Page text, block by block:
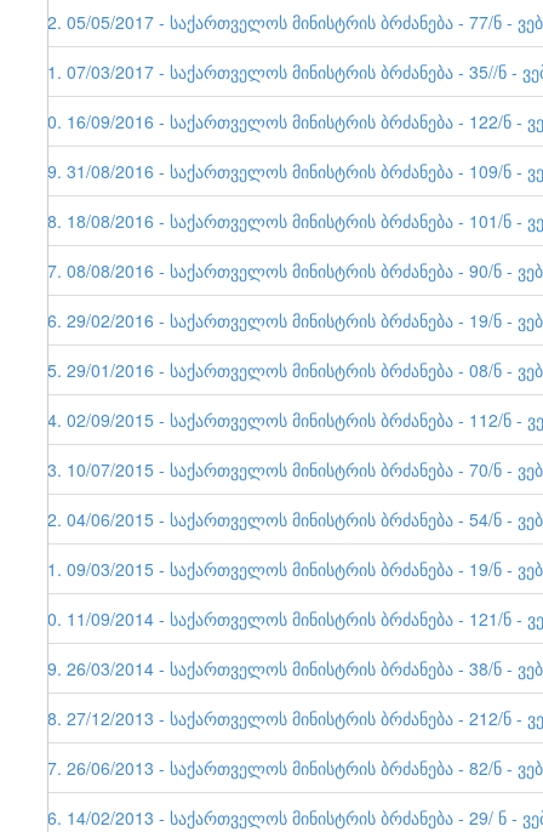
32. 05/05/2017 - საქართველოს მინისტრის ბრძანება - 77/ნ -
31. 07/03/2017 - საქართველოს მინისტრის ბრძანება - 35//ნ -
30. 16/09/2016 - საქართველოს მინისტრის ბრძანება - 122/ნ -
29. 31/08/2016 - საქართველოს მინისტრის ბრძანება - 109/ნ -
28. 18/08/2016 - საქართველოს მინისტრის ბრძანება - 101/ნ -
27. 08/08/2016 - საქართველოს მინისტრის ბრძანება - 90/ნ -
26. 29/02/2016 - საქართველოს მინისტრის ბრძანება - 19/ნ -
25. 29/01/2016 - საქართველოს მინისტრის ბრძანება - 08/ნ -
24. 02/09/2015 - საქართველოს მინისტრის ბრძანება - 112/ნ -
23. 10/07/2015 - საქართველოს მინისტრის ბრძანება - 70/ნ -
22. 04/06/2015 - საქართველოს მინისტრის ბრძანება - 54/ნ -
21. 09/03/2015 - საქართველოს მინისტრის ბრძანება - 19/ნ -
20. 11/09/2014 - საქართველოს მინისტრის ბრძანება - 121/ნ -
19. 26/03/2014 - საქართველოს მინისტრის ბრძანება - 38/ნ -
18. 27/12/2013 - საქართველოს მინისტრის ბრძანება - 212/ნ -
17. 26/06/2013 - საქართველოს მინისტრის ბრძანება - 82/ნ -
16. 14/02/2013 - საქართველოს მინისტრის ბრძანება - 29/ ნ -